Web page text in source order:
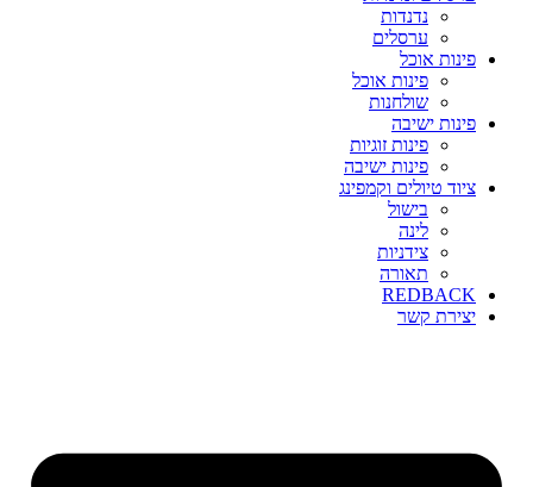
נדנדות
ערסלים
פינות אוכל
פינות אוכל
שולחנות
פינות ישיבה
פינות זוגיות
פינות ישיבה
ציוד טיולים וקמפינג
בישול
לינה
צידניות
תאורה
REDBACK
יצירת קשר